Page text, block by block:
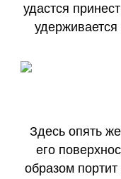
удастся
Здесь опять
его
образом